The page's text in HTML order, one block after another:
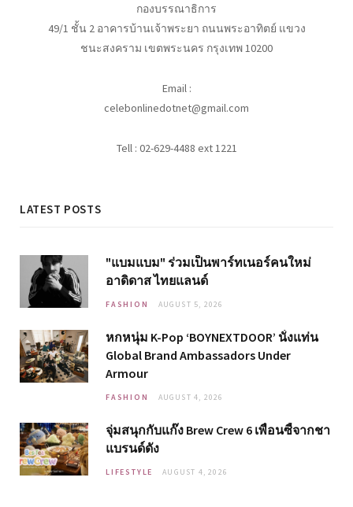
กองบรรณาธิการ
49/1 ชั้น 2 อาคารบ้านเจ้าพระยา ถนนพระอาทิตย์ แขวง
ชนะสงคราม เขตพระนคร กรุงเทพ 10200
Email :
celebonlinedotnet@gmail.com
Tell : 02-629-4488 ext 1221
LATEST POSTS
"แบมแบม" ร่วมเป็นพาร์ทเนอร์คนใหม่
อาดิดาส ไทยแลนด์
FASHION AUGUST 5, 2026
หกหนุ่ม K-Pop ‘BOYNEXTDOOR’ นั่งแท่น
Global Brand Ambassadors Under
Armour
FASHION AUGUST 4, 2026
จุ่มสนุกกับแก๊ง Brew Crew 6 เพื่อนซี้จากชา
แบรนด์ดัง
LIFESTYLE AUGUST 4, 2026